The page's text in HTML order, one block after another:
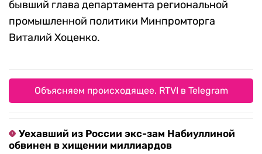
бывший глава департамента региональной
промышленной политики Минпромторга
Виталий Хоценко.
Объясняем происходящее. RTVI в Telegram
Уехавший из России экс-зам Набиуллиной
обвинен в хищении миллиардов